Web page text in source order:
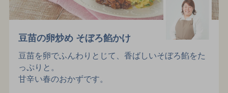
豆苗の卵炒め そぼろ餡かけ
豆苗を卵でふんわりとじて、香ばしいそぼろ餡をた
っぷりと。
甘辛い春のおかずです。